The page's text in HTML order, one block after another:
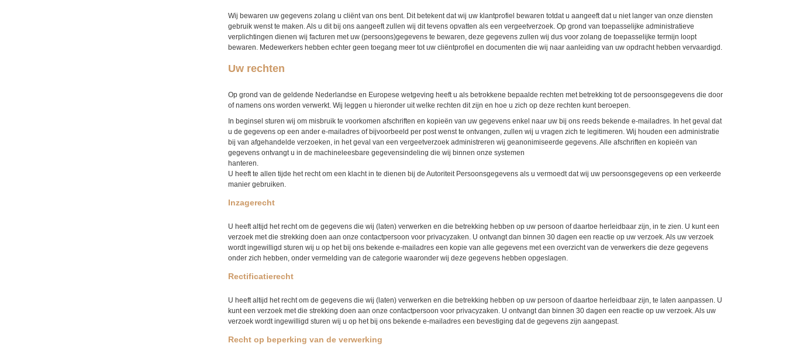
Wij bewaren uw gegevens zolang u cliënt van ons bent. Dit betekent dat wij uw klantprofiel bewaren totdat u aangeeft dat u niet langer van onze diensten
gebruik wenst te maken. Als u dit bij ons aangeeft zullen wij dit tevens opvatten als een vergeetverzoek. Op grond van toepasselijke administratieve
verplichtingen dienen wij facturen met uw (persoons)gegevens te bewaren, deze gegevens zullen wij dus voor zolang de toepasselijke termijn loopt
bewaren. Medewerkers hebben echter geen toegang meer tot uw cliëntprofiel en documenten die wij naar aanleiding van uw opdracht hebben vervaardigd.
Uw rechten
Op grond van de geldende Nederlandse en Europese wetgeving heeft u als betrokkene bepaalde rechten met betrekking tot de persoonsgegevens die door
of namens ons worden verwerkt. Wij leggen u hieronder uit welke rechten dit zijn en hoe u zich op deze rechten kunt beroepen.
In beginsel sturen wij om misbruik te voorkomen afschriften en kopieën van uw gegevens enkel naar uw bij ons reeds bekende e-mailadres. In het geval dat
u de gegevens op een ander e-mailadres of bijvoorbeeld per post wenst te ontvangen, zullen wij u vragen zich te legitimeren. Wij houden een administratie
bij van afgehandelde verzoeken, in het geval van een vergeetverzoek administreren wij geanonimiseerde gegevens. Alle afschriften en kopieën van
gegevens ontvangt u in de machineleesbare gegevensindeling die wij binnen onze systemen
hanteren.
U heeft te allen tijde het recht om een klacht in te dienen bij de Autoriteit Persoonsgegevens als u vermoedt dat wij uw persoonsgegevens op een verkeerde
manier gebruiken.
Inzagerecht
U heeft altijd het recht om de gegevens die wij (laten) verwerken en die betrekking hebben op uw persoon of daartoe herleidbaar zijn, in te zien. U kunt een
verzoek met die strekking doen aan onze contactpersoon voor privacyzaken. U ontvangt dan binnen 30 dagen een reactie op uw verzoek. Als uw verzoek
wordt ingewilligd sturen wij u op het bij ons bekende e-mailadres een kopie van alle gegevens met een overzicht van de verwerkers die deze gegevens
onder zich hebben, onder vermelding van de categorie waaronder wij deze gegevens hebben opgeslagen.
Rectificatierecht
U heeft altijd het recht om de gegevens die wij (laten) verwerken en die betrekking hebben op uw persoon of daartoe herleidbaar zijn, te laten aanpassen. U
kunt een verzoek met die strekking doen aan onze contactpersoon voor privacyzaken. U ontvangt dan binnen 30 dagen een reactie op uw verzoek. Als uw
verzoek wordt ingewilligd sturen wij u op het bij ons bekende e-mailadres een bevestiging dat de gegevens zijn aangepast.
Recht op beperking van de verwerking